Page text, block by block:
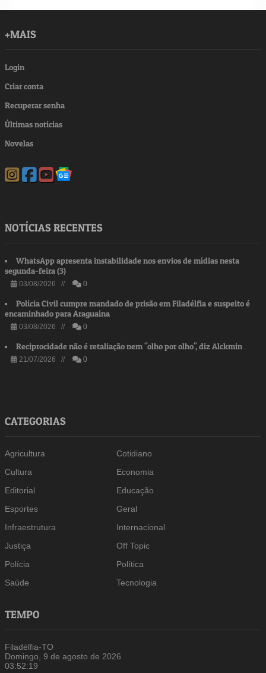
+MAIS
Login
Criar conta
Recuperar senha
Últimas notícias
Novelas
NOTÍCIAS RECENTES
WhatsApp apresenta instabilidade nos envios de mídias nesta
segunda-feira (3)
03/08/2026 // 0
Polícia Civil cumpre mandado de prisão em Filadélfia e suspeito é
encaminhado para Araguaína
03/08/2026 // 0
Reciprocidade não é retaliação nem "olho por olho", diz Alckmin
21/07/2026 // 0
CATEGORIAS
Agricultura
Cotidiano
Cultura
Economia
Editorial
Educação
Esportes
Geral
Infraestrutura
Internacional
Justiça
Off Topic
Polícia
Política
Saúde
Tecnologia
TEMPO
Filadélfia-TO
Domingo, 9 de agosto de 2026
03:52:19